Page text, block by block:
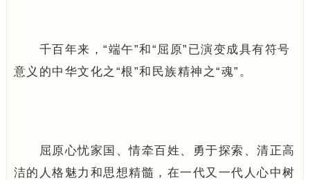
千百年来，“端午”和“屈原”已演变成具有符号
意义的中华文化之“根”和民族精神之“魂”。
屈原心忧家国、情牵百姓、勇于探索、清正高
洁的人格魅力和思想精髓，在一代又一代人心中树